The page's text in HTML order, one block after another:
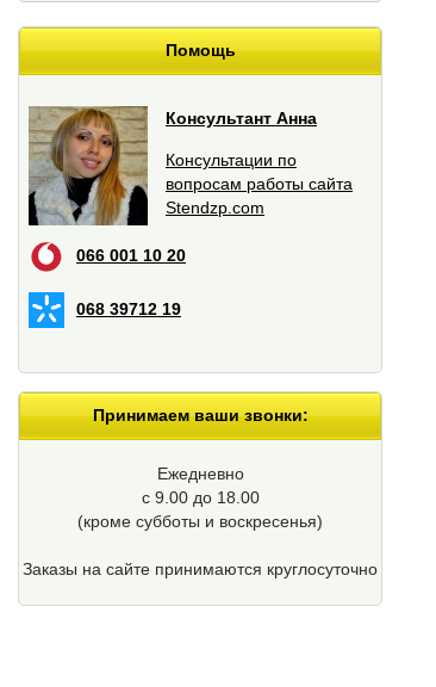
Помощь
Консультант Анна
Консультации по
вопросам работы сайта
Stendzp.com
066 001 10 20
068 39712 19
Принимаем ваши звонки:
Ежедневно
с 9.00 до 18.00
(кроме cубботы и воскресенья)
Заказы на сайте принимаются круглосуточно